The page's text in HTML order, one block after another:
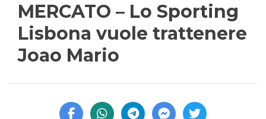
MERCATO – Lo Sporting
Lisbona vuole trattenere
Joao Mario